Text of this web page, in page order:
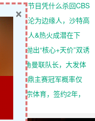
档扑克节目凭什么杀回CBS
多彻底沦为边缘人，沙特高
易，湖人&热火成潜在下
阿森纳抛出“核心+天价”双诱
周薪挖角曼联队长，大发体
选手问鼎主赛冠军概率仅
特拉布宗体育，签约2年，
×